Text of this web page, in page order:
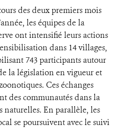
des deux premiers mois
les équipes de la
ont intensifié leurs actions
dans 14 villages,
743 participants autour
la législation en vigueur et
Ces échanges
des communautés dans la
naturelles. En parallèle, les
se poursuivent avec le suivi